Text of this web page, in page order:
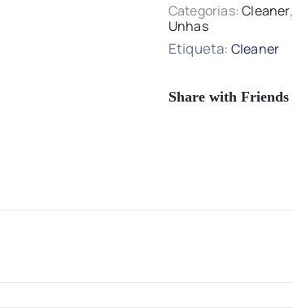
Categorias:Cleaner,
Unhas
Etiqueta: Cleaner
Share with Friends